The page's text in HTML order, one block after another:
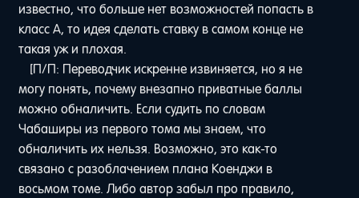
известно, что больше нет возможностей попасть в
класс A, то идея сделать ставку в самом конце не
такая уж и плохая.
[П/П: Переводчик искренне извиняется, но я не
могу понять, почему внезапно приватные баллы
можно обналичить. Если судить по словам
Чабаширы из первого тома мы знаем, что
обналичить их нельзя. Возможно, это как-то
связано с разоблачением плана Коенджи в
восьмом томе. Либо автор забыл про правило,